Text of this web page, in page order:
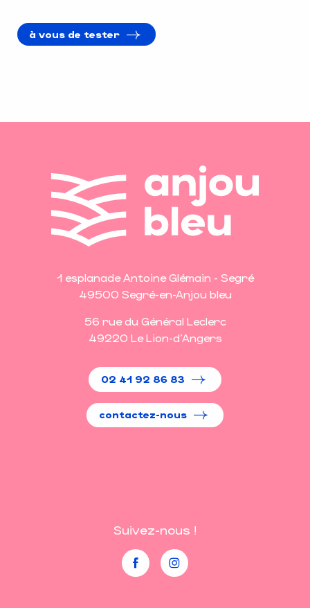
à vous de tester
1 esplanade Antoine Glémain - Segré
49500 Segré-en-Anjou bleu
56 rue du Général Leclerc
49220 Le Lion-d'Angers
02 41 92 86 83
contactez-nous
Suivez-nous !